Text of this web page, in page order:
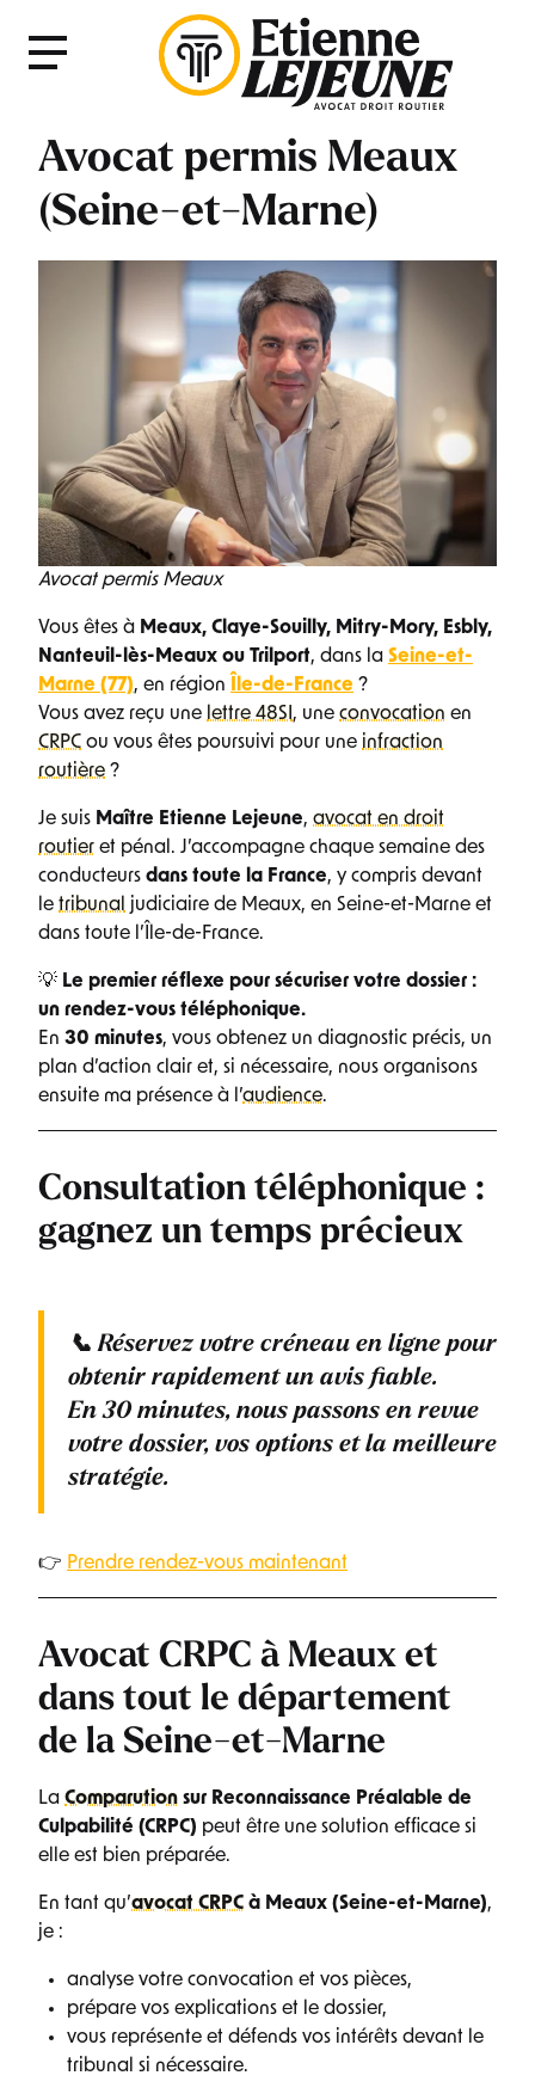
Menu
Avocat permis Meaux
(Seine-et-Marne)
Avocat permis Meaux
Vous êtes à Meaux, Claye-Souilly, Mitry-Mory, Esbly,
Nanteuil-lès-Meaux ou Trilport, dans la Seine-et-
Marne (77), en région Île-de-France ?
Vous avez reçu une lettre 48SI , une convocation en
CRPC ou vous êtes poursuivi pour une infraction
routière ?
Je suis Maître Etienne Lejeune, avocat en droit
routier et pénal. J’accompagne chaque semaine des
conducteurs dans toute la France, y compris devant
le tribunal judiciaire de Meaux, en Seine-et-Marne et
dans toute l’Île-de-France.
💡 Le premier réflexe pour sécuriser votre dossier :
un rendez-vous téléphonique.
En 30 minutes, vous obtenez un diagnostic précis, un
plan d’action clair et, si nécessaire, nous organisons
ensuite ma présence à l’audience.
Consultation téléphonique :
gagnez un temps précieux
📞Réservez votre créneau en ligne pour
obtenir rapidement un avis fiable.
En30 minutes, nous passons en revue
votre dossier, vos options et la meilleure
stratégie.
👉 Prendre rendez-vous maintenant
Avocat CRPC à Meaux et
dans tout le département
de la Seine-et-Marne
La Comparution sur Reconnaissance Préalable de
Culpabilité (CRPC) peut être une solution efficace si
elle est bien préparée.
En tant qu’avocat CRPC à Meaux (Seine-et-Marne),
je :
analyse votre convocation et vos pièces,
prépare vos explications et le dossier,
vous représente et défends vos intérêts devant le
tribunal si nécessaire.
Fermer